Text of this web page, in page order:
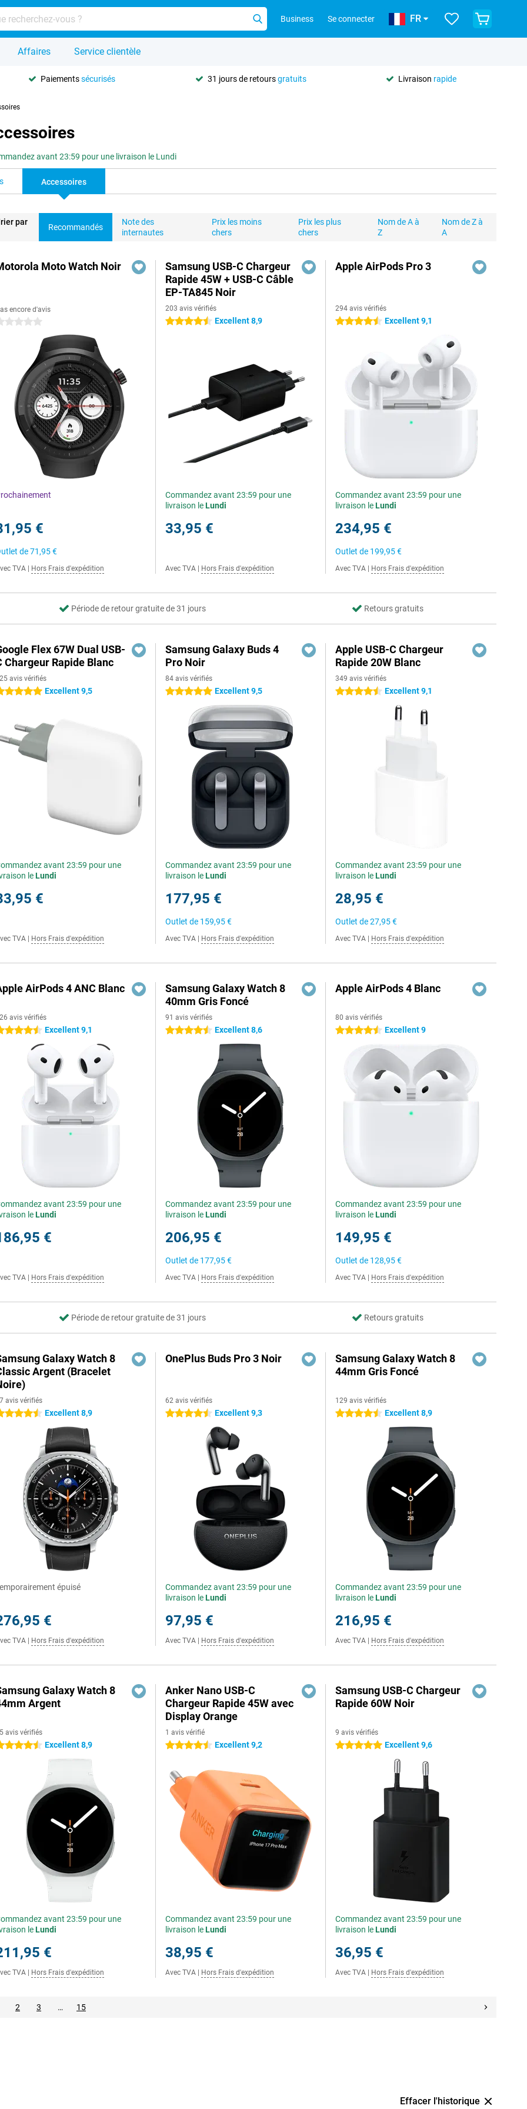
Business Se connecter FR
Affaires Service clientèle
Paiementssécurisés 31 jours de retoursgratuits Livraison rapide
avant 23:59 pour une livraison le Lundi
Accessoires
par
Recommandés
Note des
internautes
Prix les moins
chers
Prix les plus
chers
Nom de A à
Z
Nom de Z à
A
Moto Watch Noir
encore d'avis
étoiles
€
de71,95 €
TVA Hors Frais d'expédition
Samsung USB-C Chargeur
Rapide 45W + USB-C Câble
EP-TA845 Noir
203 avis vérifiés
4.5 étoiles Excellent 8,9
Commandez avant 23:59 pour une
livraison leLundi
33,95 €
Avec TVA Hors Frais d'expédition
Apple AirPods Pro 3
294 avis vérifiés
4.5 étoiles Excellent 9,1
Commandez avant 23:59 pour une
livraison leLundi
234,95 €
Outlet de 199,95 €
Avec TVA Hors Frais d'expédition
Période de retour gratuite de 31 jours Retours gratuits
Flex 67W Dual USB-
Chargeur Rapide Blanc
avis vérifiés
étoiles Excellent 9,5
avant 23:59 pour une
leLundi
€
TVA Hors Frais d'expédition
Samsung Galaxy Buds 4
Pro Noir
84 avis vérifiés
5 étoiles Excellent 9,5
Commandez avant 23:59 pour une
livraison leLundi
177,95 €
Outlet de 159,95 €
Avec TVA Hors Frais d'expédition
Apple USB-C Chargeur
Rapide 20W Blanc
349 avis vérifiés
4.5 étoiles Excellent 9,1
Commandez avant 23:59 pour une
livraison leLundi
28,95 €
Outlet de27,95 €
Avec TVA Hors Frais d'expédition
AirPods 4 ANC Blanc
avis vérifiés
étoiles Excellent 9,1
avant 23:59 pour une
leLundi
€
TVA Hors Frais d'expédition
Samsung Galaxy Watch 8
40mm Gris Foncé
91 avis vérifiés
4.5 étoiles Excellent 8,6
Commandez avant 23:59 pour une
livraison leLundi
206,95 €
Outlet de 177,95 €
Avec TVA Hors Frais d'expédition
Apple AirPods 4 Blanc
80 avis vérifiés
4.5 étoiles Excellent 9
Commandez avant 23:59 pour une
livraison leLundi
149,95 €
Outlet de 128,95 €
Avec TVA Hors Frais d'expédition
Période de retour gratuite de 31 jours Retours gratuits
Galaxy Watch 8
Argent (Bracelet
avis vérifiés
étoiles Excellent 8,9
épuisé
€
TVA Hors Frais d'expédition
OnePlus Buds Pro 3 Noir
62 avis vérifiés
4.5 étoiles Excellent 9,3
Commandez avant 23:59 pour une
livraison leLundi
97,95 €
Avec TVA Hors Frais d'expédition
Samsung Galaxy Watch 8
44mm Gris Foncé
129 avis vérifiés
4.5 étoiles Excellent 8,9
Commandez avant 23:59 pour une
livraison leLundi
216,95 €
Avec TVA Hors Frais d'expédition
Galaxy Watch 8
Argent
avis vérifiés
étoiles Excellent 8,9
avant 23:59 pour une
leLundi
€
TVA Hors Frais d'expédition
Anker Nano USB-C
Chargeur Rapide 45W avec
Display Orange
1 avis vérifié
4.5 étoiles Excellent 9,2
Commandez avant 23:59 pour une
livraison leLundi
38,95 €
Avec TVA Hors Frais d'expédition
Samsung USB-C Chargeur
Rapide 60W Noir
9 avis vérifiés
5 étoiles Excellent 9,6
Commandez avant 23:59 pour une
livraison leLundi
36,95 €
Avec TVA Hors Frais d'expédition
2 3 … 15
Effacer l'historique